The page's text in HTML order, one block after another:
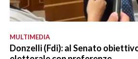
MULTIMEDIA
Donzelli (Fdi): al Senato